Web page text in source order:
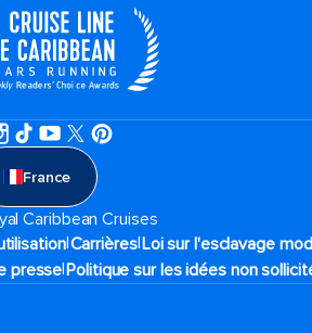
France
Caribbean Cruises
|Carrières|Loi sur l'esclavage
presse|Politique sur les idées non